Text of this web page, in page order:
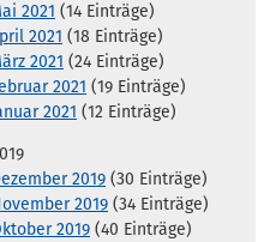
2021 (14 Einträge)
2021 (18 Einträge)
2021 (24 Einträge)
2021 (19 Einträge)
2021 (12 Einträge)
2019 (30 Einträge)
2019 (34 Einträge)
2019 (40 Einträge)